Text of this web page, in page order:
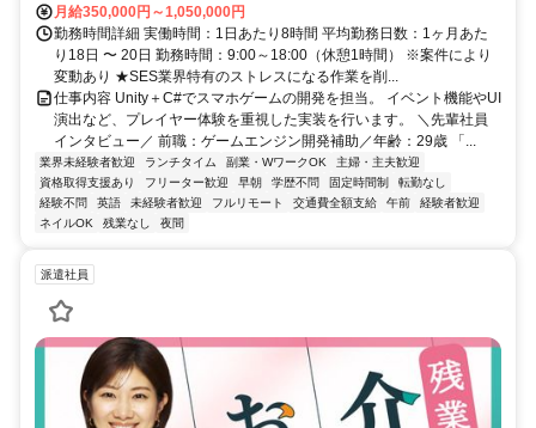
月給350,000円～1,050,000円
勤務時間詳細 実働時間：1日あたり8時間 平均勤務日数：1ヶ月あた
り18日 〜 20日 勤務時間：9:00～18:00（休憩1時間） ※案件により
変動あり ★SES業界特有のストレスになる作業を削...
仕事内容 Unity＋C#でスマホゲームの開発を担当。 イベント機能やUI
演出など、プレイヤー体験を重視した実装を行います。 ＼先輩社員
インタビュー／ 前職：ゲームエンジン開発補助／年齢：29歳 「...
業界未経験者歓迎 ランチタイム 副業・WワークOK
主婦・主夫歓迎
資格取得支援あり
フリーター歓迎 早朝 学歴不問 固定時間制
転勤なし
経験不問
英語 未経験者歓迎 フルリモート 交通費全額支給 午前
経験者歓迎
ネイルOK
残業なし 夜間
派遣社員